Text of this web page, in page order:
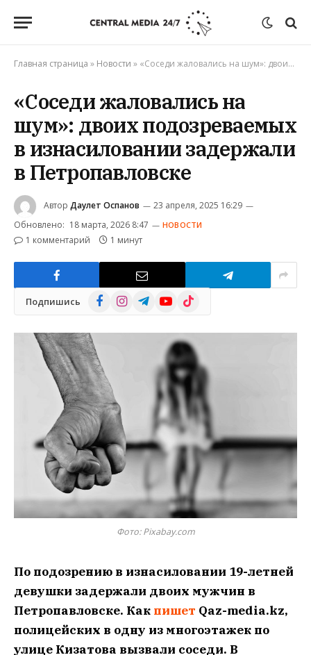
Главная страница » Новости » «Соседи жаловались на шум»: двоих подозреваемых в изнасиловании задержали в Петропавловске
«Соседи жаловались на
шум»: двоих подозреваемых
в изнасиловании задержали
в Петропавловске
Автор Даулет Оспанов
23 апреля, 2025 16:29
Обновлено: 18 марта, 2026 8:47 НОВОСТИ
1 комментарий 1 минут
Подпишись FacebookInstagramTelegramYouTube
TikTok
Фото: Pixabay.com
По подозрению в изнасиловании 19-летней
девушки задержали двоих мужчин в
Петропавловске. Как пишет Qaz-media.kz,
полицейских в одну из многоэтажек по
улице Кизатова вызвали соседи. В